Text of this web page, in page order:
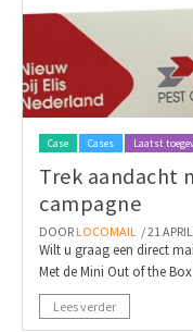
Case Cases Laatst
Trek aandacht
campagne
DOOR LOCOMAIL / 21
Wilt u graag een direct
Met de Mini Out of the
Lees verder